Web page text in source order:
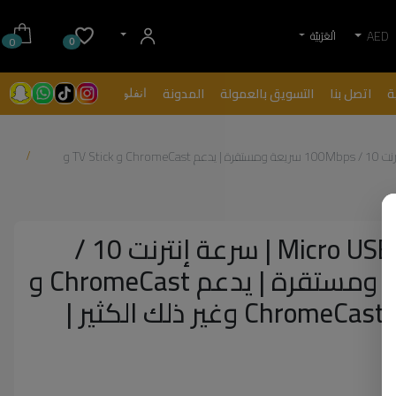
AED الْعَرَبيّة 0
0
اتصل بنا التسويق بالعمولة المدونة انفلونسرز
محول Micro USB Ethernet | سرعة إنترنت 10 / 100Mbps سريعة ومستقرة | يدعم ChromeCast و TV Stick و
محول Micro USB Ethernet | سرعة إنترنت 10 /
100Mbps سريعة ومستقرة | يدعم ChromeCast و